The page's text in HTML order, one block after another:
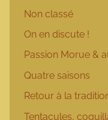
Non classé
On en discute !
Passion Morue &
Quatre saisons
Retour à la
Tentacules,